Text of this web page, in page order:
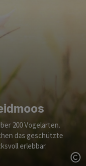
200 Vogelarten.
das geschützte
erlebbar.